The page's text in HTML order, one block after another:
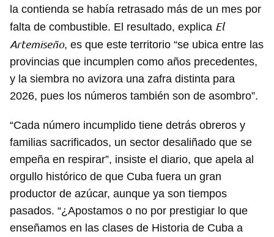
INICIAR SESIÓN CANCELAR
la contienda se había retrasado más de un mes por
falta de combustible. El resultado, explica El
Artemiseño, es que este territorio “se ubica entre las
provincias que incumplen como años precedentes,
y la siembra no avizora una zafra distinta para
2026, pues los números también son de asombro”.
“Cada número incumplido tiene detrás obreros y
familias sacrificados, un sector desaliñado que se
empeña en respirar”, insiste el diario, que apela al
orgullo histórico de que Cuba fuera un gran
productor de azúcar, aunque ya son tiempos
pasados. “¿Apostamos o no por prestigiar lo que
enseñamos en las clases de Historia de Cuba a